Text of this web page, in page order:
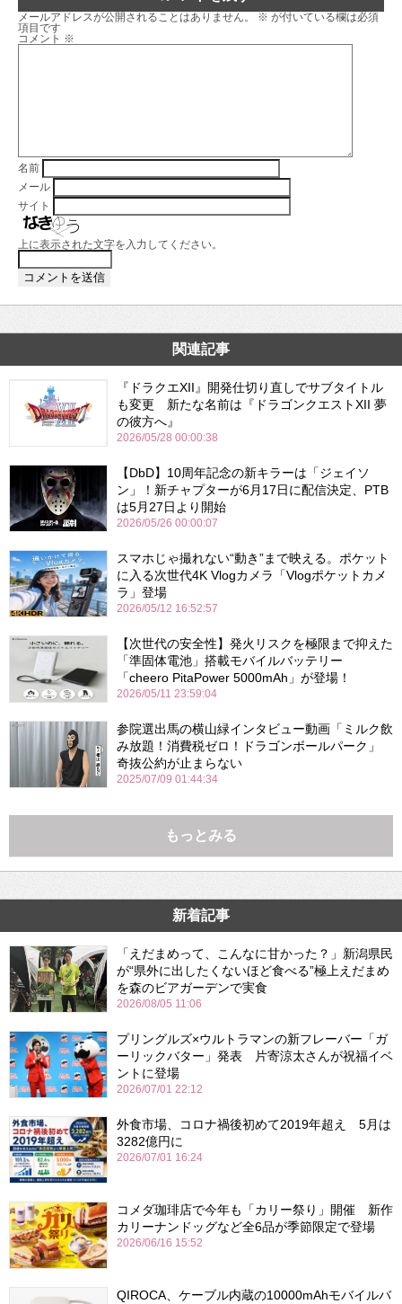
メールアドレスが公開されることはありません。 ※ が付いている欄は必須
項目です
コメント ※
名前
メール
サイト
上に表示された文字を入力してください。
関連記事
『ドラクエXII』開発仕切り直しでサブタイトル
も変更 新たな名前は『ドラゴンクエストXII 夢
の彼方へ』
2026/05/28 00:00:38
【DbD】10周年記念の新キラーは「ジェイソ
ン」！新チャプターが6月17日に配信決定、PTB
は5月27日より開始
2026/05/26 00:00:07
スマホじゃ撮れない“動き”まで映える。ポケット
に入る次世代4K Vlogカメラ「Vlogポケットカメ
ラ」登場
2026/05/12 16:52:57
【次世代の安全性】発火リスクを極限まで抑えた
「準固体電池」搭載モバイルバッテリー
「cheero PitaPower 5000mAh」が登場！
2026/05/11 23:59:04
参院選出馬の横山緑インタビュー動画「ミルク飲
み放題！消費税ゼロ！ドラゴンボールパーク」
奇抜公約が止まらない
2025/07/09 01:44:34
もっとみる
新着記事
「えだまめって、こんなに甘かった？」新潟県民
が“県外に出したくないほど食べる”極上えだまめ
を森のビアガーデンで実食
2026/08/05 11:06
プリングルズ×ウルトラマンの新フレーバー「ガ
ーリックバター」発表 片寄涼太さんが祝福イベ
ントに登場
2026/07/01 22:12
外食市場、コロナ禍後初めて2019年超え 5月は
3282億円に
2026/07/01 16:24
コメダ珈琲店で今年も「カリー祭り」開催 新作
カリーナンドッグなど全6品が季節限定で登場
2026/06/16 15:52
QIROCA、ケーブル内蔵の10000mAhモバイルバ